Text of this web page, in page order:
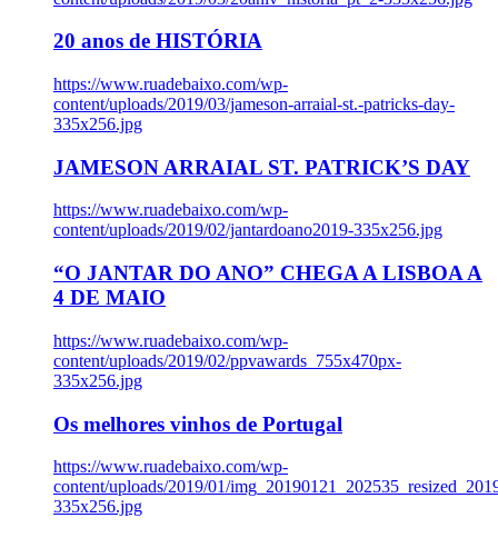
20 anos de HISTÓRIA
https://www.ruadebaixo.com/wp-
content/uploads/2019/03/jameson-arraial-st.-patricks-day-
335x256.jpg
JAMESON ARRAIAL ST. PATRICK’S DAY
https://www.ruadebaixo.com/wp-
content/uploads/2019/02/jantardoano2019-335x256.jpg
“O JANTAR DO ANO” CHEGA A LISBOA A
4 DE MAIO
https://www.ruadebaixo.com/wp-
content/uploads/2019/02/ppvawards_755x470px-
335x256.jpg
Os melhores vinhos de Portugal
https://www.ruadebaixo.com/wp-
content/uploads/2019/01/
335x256.jpg